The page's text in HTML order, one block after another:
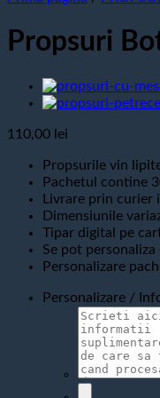
Propsuri
110,00 lei
Propsurile vin
Pachetul contine
Livrare prin curier
Dimensiunile
Tipar digital pe
Se pot
Personalizare
Personalizare /